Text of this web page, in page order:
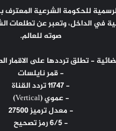
للحكومة الشرعية المعترف
في الداخل، وتعبر عن
صوته للعالم.
- تطلق ترددها على الاقمار
- قمر نايلسات
- 11747 تردد القناة
- عموي (Vertical)
- معدل ترميز 27500
- 6/5 رمز تصحيح